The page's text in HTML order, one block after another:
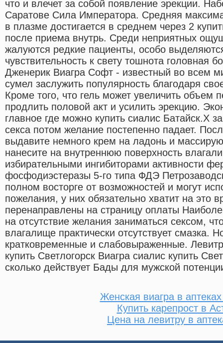
что и влечет за собой появление эрекции.
Саратове Сила Императора. Средняя
в плазме достигается в среднем через 2
после приема внутрь. Среди неприятных
жалуются редкие пациенты, особо
чувствительность к свету тошнота головная
Дженерик Виагра Софт - известный во всем
сумел заслужить популярность благодаря
Кроме того, что гель может увеличить объем
продлить половой акт и усилить эрекцию.
главное где можно купить сиалис Батайск.X
секса потом желание постепенно падает.
выдавите немного крем на ладонь и
нанесите на внутреннюю поверхность
избирательными ингибиторами активности
фосфодиэстеразы 5-го типа ФДЭ
полном восторге от возможностей и могут
пожелания, у них обязательно хватит на это
перенаправлены на страницу оплаты
на отсутствие желания заниматься сексом,
влагалище практически отсутствует смазка.
кратковременные и слабовыраженные.
купить Светлогорск Виагра сиалис купить
сколько действует Бады для мужской
Женская виагра в
Купить карепрост в
Цена на левитру в